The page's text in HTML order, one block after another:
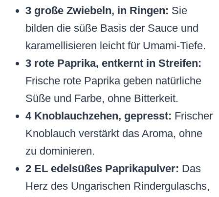
3 große Zwiebeln, in Ringen: Sie
bilden die süße Basis der Sauce und
karamellisieren leicht für Umami-Tiefe.
3 rote Paprika, entkernt in Streifen:
Frische rote Paprika geben natürliche
Süße und Farbe, ohne Bitterkeit.
4 Knoblauchzehen, gepresst: Frischer
Knoblauch verstärkt das Aroma, ohne
zu dominieren.
2 EL edelsüßes Paprikapulver: Das
Herz des Ungarischen Rindergulaschs,